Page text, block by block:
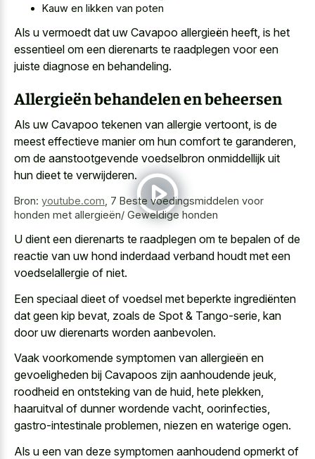
Kauw en likken van poten
Als u vermoedt dat uw Cavapoo allergieën heeft, is het
essentieel om een dierenarts te raadplegen voor een
juiste diagnose en behandeling.
Allergieën behandelen en beheersen
Als uw Cavapoo tekenen van allergie vertoont, is de
meest effectieve manier om hun comfort te garanderen,
om de aanstootgevende voedselbron onmiddellijk uit
hun dieet te verwijderen.
Bron: youtube.com 7 Beste voedingsmiddelen voor
honden met allergieën/ Geweldige honden
U dient een dierenarts te raadplegen om te bepalen of de
reactie van uw hond inderdaad verband houdt met een
voedselallergie of niet.
Een speciaal dieet of voedsel met beperkte ingrediënten
dat geen kip bevat, zoals de Spot & Tango-serie, kan
door uw dierenarts worden aanbevolen.
Vaak voorkomende symptomen van allergieën en
gevoeligheden bij Cavapoos zijn aanhoudende jeuk,
roodheid en ontsteking van de huid, hete plekken,
haaruitval of dunner wordende vacht, oorinfecties,
gastro-intestinale problemen, niezen en waterige ogen.
Als u een van deze symptomen aanhoudend opmerkt of